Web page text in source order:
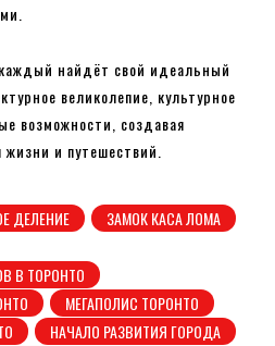
найдёт свой идеальный
великолепие, культурное
возможности, создавая
и путешествий.
ДЕЛЕНИЕ
ЗАМОК КАСА ЛОМА
В ТОРОНТО
МЕГАПОЛИС ТОРОНТО
НАЧАЛО РАЗВИТИЯ ГОРОДА